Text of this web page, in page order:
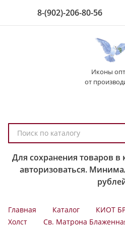
8-(902)-206-80-56
Иконы
от
о
к
Для сохранения товаров
авторизоваться.
Главная Каталог
КИОТ
Холст
Св. Матрона